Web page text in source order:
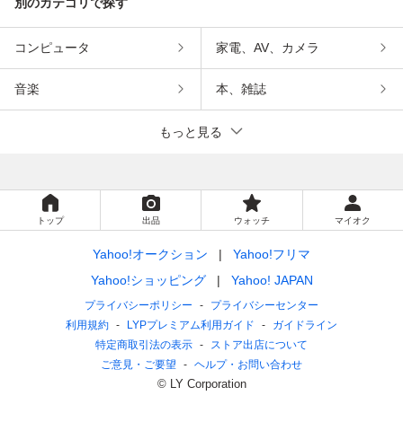
コンピュータ 家電、AV、カメラ
音楽 本、雑誌
もっと見る
トップ 出品 ウォッチ マイオク
Yahoo!オークション
Yahoo!フリマ
Yahoo!ショッピング
Yahoo! JAPAN
プライバシーポリシー
プライバシーセンター
利用規約
LYPプレミアム利用ガイド
ガイドライン
特定商取引法の表示
ストア出店について
ご意見・ご要望
ヘルプ・お問い合わせ
© LY Corporation